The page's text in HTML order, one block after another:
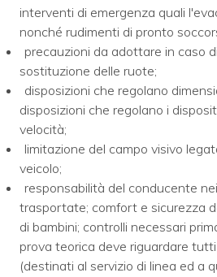
interventi di emergenza quali
nonché rudimenti di pronto
precauzioni da adottare in caso
sostituzione delle ruote;
disposizioni che regolano
disposizioni che regolano i
velocità;
limitazione del campo visivo
veicolo;
responsabilità del conducente
trasportate; comfort e sicurezza
di bambini; controlli necessari
prova teorica deve riguardare
(destinati al servizio di linea ed a